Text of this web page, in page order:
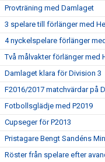
Provträning med Damlaget
3 spelare till förlänger med
4 nyckelspelare förlänger
Två målvakter förlänger med
Damlaget klara för Division 3
F2016/2017 matchvärdar på
Fotbollsglädje med P2019
Cupseger för P2013
Pristagare Bengt Sandéns
Röster från spelare efter